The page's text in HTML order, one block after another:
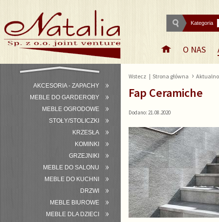
Kategoria
O NAS
AKCESORIA - ZAPACHY
MEBLE DO GARDEROBY
MEBLE OGRODOWE
STOŁY/STOLICZKI
KRZESŁA
KOMINKI
GRZEJNIKI
MEBLE DO SALONU
MEBLE DO KUCHNI
DRZWI
MEBLE BIUROWE
MEBLE DLA DZIECI
Wstecz | Strona główna ›
Fap Ceramiche
Dodano: 21.08.2020